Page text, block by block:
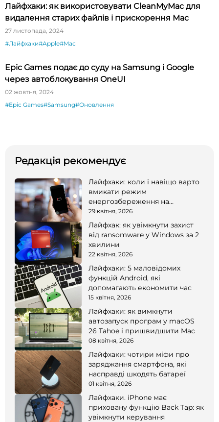
Лайфхаки: як використовувати CleanMyMac для
видалення старих файлів і прискорення Mac
27 листопада, 2024
#Лайфхаки#Apple#Mac
Epic Games подає до суду на Samsung і Google
через автоблокування OneUI
02 жовтня, 2024
#Epic Games#Samsung#Оновлення
Редакція рекомендує
Лайфхаки: коли і навіщо варто
вмикати режим
енергозбереження на
смартфоні
29 квітня, 2026
Лайфхак: як увімкнути захист
від ransomware у Windows за 2
хвилини
22 квітня, 2026
Лайфхаки: 5 маловідомих
функцій Android, які
допомагають економити час
15 квітня, 2026
Лайфхаки: як вимкнути
автозапуск програм у macOS
26 Tahoe і пришвидшити Mac
08 квітня, 2026
Лайфхаки: чотири міфи про
заряджання смартфона, які
насправді шкодять батареї
01 квітня, 2026
Лайфхаки. iPhone має
приховану функцію Back Tap: як
увімкнути керування